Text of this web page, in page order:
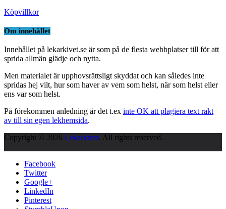
Köpvillkor
Om innehållet
Innehållet på lekarkivet.se är som på de flesta webbplatser till för att
sprida allmän glädje och nytta.
Men materialet är upphovsrättsligt skyddat och kan således inte
spridas hej vilt, hur som haver av vem som helst, när som helst eller
ens var som helst.
På förekommen anledning är det t.ex inte OK att plagiera text rakt
av till sin egen lekhemsida.
Copyright © 2026 Lekarkivet. All rights reserved.
Facebook
Twitter
Google+
LinkedIn
Pinterest